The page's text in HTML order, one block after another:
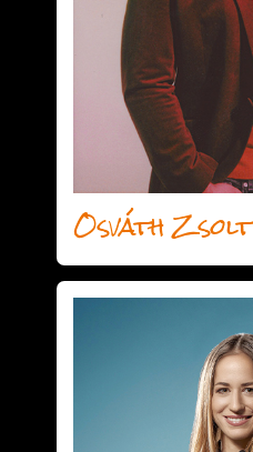
Osváth Zsolt